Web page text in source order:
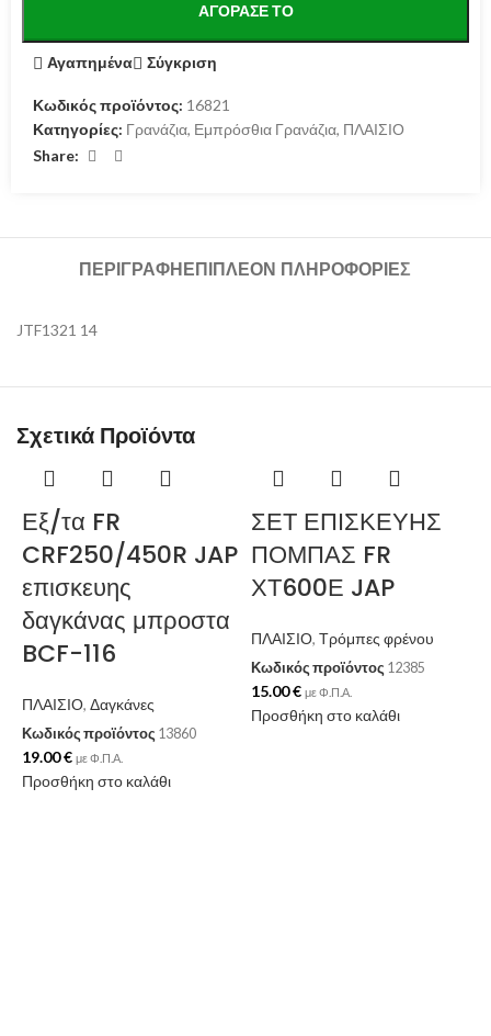
ΑΓΌΡΑΣΕ ΤΟ
Αγαπημένα Σύγκριση
Κωδικός προϊόντος: 16821
Κατηγορίες: Γρανάζια, Εμπρόσθια Γρανάζια, ΠΛΑΙΣΙΟ
Share:
ΠΕΡΙΓΡΑΦΉΕΠΙΠΛΈΟΝ ΠΛΗΡΟΦΟΡΊΕΣ
JTF1321 14
Σχετικά Προϊόντα
Εξ/τα FR
CRF250/450R JAP
επισκευης
δαγκάνας μπροστα
BCF-116
ΠΛΑΙΣΙΟ, Δαγκάνες
Κωδικός προϊόντος 13860
19.00€ με Φ.Π.Α.
Προσθήκη στο καλάθι
ΣΕΤ ΕΠΙΣΚΕΥΗΣ
ΠΟΜΠΑΣ FR
ΧΤ600Ε JAP
ΠΛΑΙΣΙΟ, Τρόμπες φρένου
Κωδικός προϊόντος 12385
15.00€ με Φ.Π.Α.
Προσθήκη στο καλάθι